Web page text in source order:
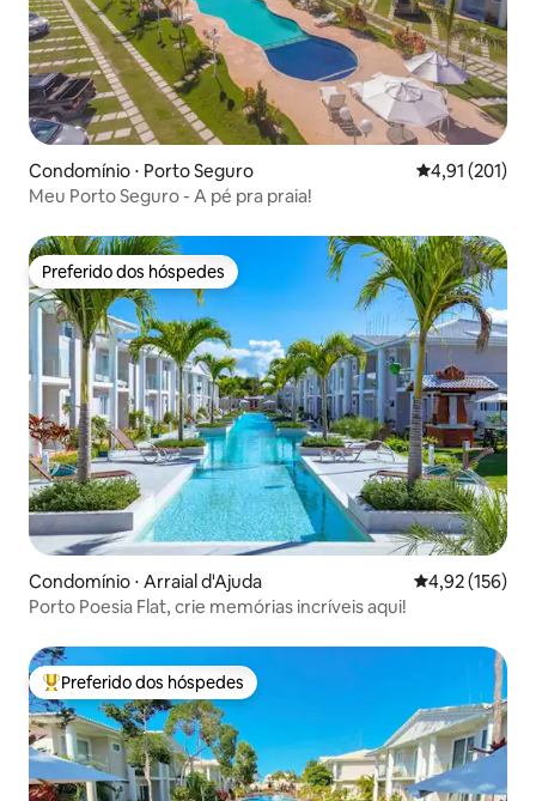
Condomínio ⋅ Porto Seguro 4,91 de uma
4,91 (201)
Meu Porto Seguro - A pé pra praia!
Preferido dos hóspedes
Preferido dos hóspedes
Condomínio ⋅ Arraial d'Ajuda 4,92 de uma
4,92 (156)
Porto Poesia Flat, crie memórias incríveis aqui!
Entre os melhores preferidos dos hóspedes
Preferido dos hóspedes